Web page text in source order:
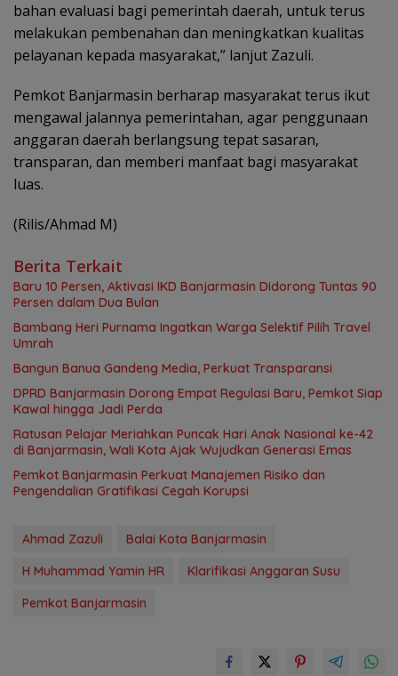
bahan evaluasi bagi pemerintah daerah, untuk terus
melakukan pembenahan dan meningkatkan kualitas
pelayanan kepada masyarakat,” lanjut Zazuli.
Pemkot Banjarmasin berharap masyarakat terus ikut
mengawal jalannya pemerintahan, agar penggunaan
anggaran daerah berlangsung tepat sasaran,
transparan, dan memberi manfaat bagi masyarakat
luas.
(Rilis/Ahmad M)
Berita Terkait
Baru 10 Persen, Aktivasi IKD Banjarmasin Didorong Tuntas 90
Persen dalam Dua Bulan
Bambang Heri Purnama Ingatkan Warga Selektif Pilih Travel
Umrah
Bangun Banua Gandeng Media, Perkuat Transparansi
DPRD Banjarmasin Dorong Empat Regulasi Baru, Pemkot Siap
Kawal hingga Jadi Perda
Ratusan Pelajar Meriahkan Puncak Hari Anak Nasional ke-42
di Banjarmasin, Wali Kota Ajak Wujudkan Generasi Emas
Pemkot Banjarmasin Perkuat Manajemen Risiko dan
Pengendalian Gratifikasi Cegah Korupsi
Ahmad Zazuli
Balai Kota Banjarmasin
H Muhammad Yamin HR
Klarifikasi Anggaran Susu
Pemkot Banjarmasin